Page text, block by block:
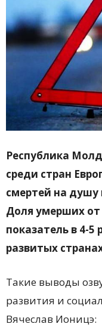
Республика
среди стран
смертей на душу
Доля умерших от
показатель в 4-
развитых
Такие выводы
развития и
Вячеслав Ионицэ: